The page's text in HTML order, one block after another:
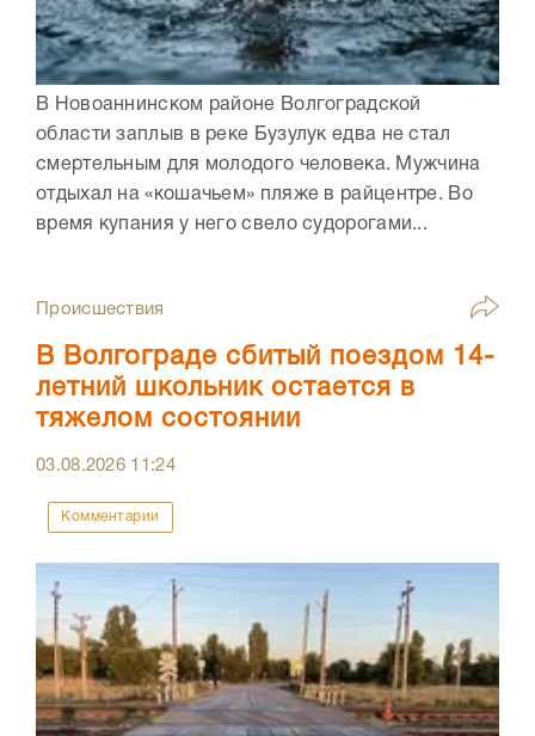
В Новоаннинском районе Волгоградской
области заплыв в реке Бузулук едва не стал
смертельным для молодого человека. Мужчина
отдыхал на «кошачьем» пляже в райцентре. Во
время купания у него свело судорогами...
Происшествия
В Волгограде сбитый поездом 14-
летний школьник остается в
тяжелом состоянии
03.08.2026 11:24
Комментарии